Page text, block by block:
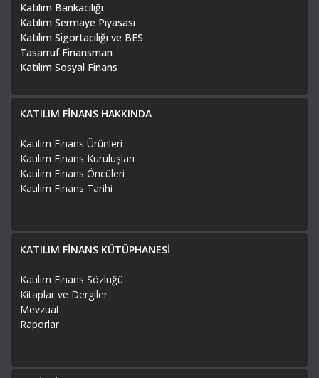
Katılım Bankacılığı
Katılım Sermaye Piyasası
Katılım Sigortacılığı ve BES
Tasarruf Finansman
Katılım Sosyal Finans
KATILIM FİNANS HAKKINDA
Katılım Finans Ürünleri
Katılım Finans Kuruluşları
Katılım Finans Öncüleri
Katılım Finans Tarihi
KATILIM FİNANS KÜTÜPHANESİ
Katılım Finans Sözlüğü
Kitaplar ve Dergiler
Mevzuat
Raporlar